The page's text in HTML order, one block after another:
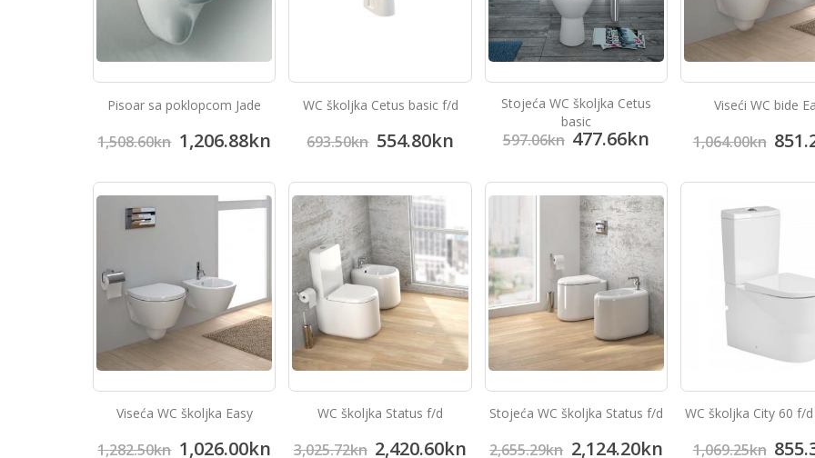
Pisoar sa poklopcom Jade
1,508.60kn 1,206.88kn
WC školjka Cetus basic f/d
693.50kn 554.80kn
Stojeća WC školjka Cetus
basic
597.06kn 477.66kn
Viseći WC bide
1,064.00kn
Viseća WC školjka Easy
1,282.50kn 1,026.00kn
WC školjka Status f/d
3,025.72kn 2,420.60kn
Stojeća WC školjka Status f/d
2,655.29kn 2,124.20kn
WC školjka City 60 f/
1,069.25kn